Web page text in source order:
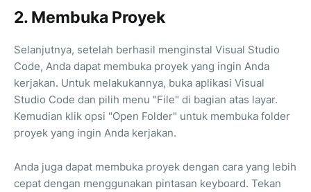
2. Membuka Proyek
Selanjutnya, setelah berhasil menginstal Visual Studio
Code, Anda dapat membuka proyek yang ingin Anda
kerjakan. Untuk melakukannya, buka aplikasi Visual
Studio Code dan pilih menu "File" di bagian atas layar.
Kemudian klik opsi "Open Folder" untuk membuka folder
proyek yang ingin Anda kerjakan.
Anda juga dapat membuka proyek dengan cara yang lebih
cepat dengan menggunakan pintasan keyboard. Tekan